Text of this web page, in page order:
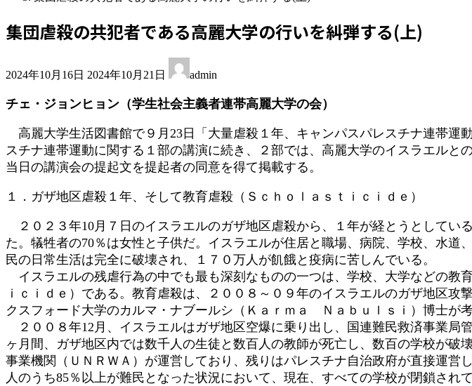
集団虐殺の共犯者である高麗大学の行いを糾弾する(上)
2024年10月16日 終
新
時
:
2024年10月21日 admin
チェ・ジョンヒョン（学生社会主義者連帯高麗大学の会）
高麗大学生活図書館で９月23日「大量虐殺１年、キャンパスパレスチナ連帯運
スチナ連帯運動に関する１部の講演に続き、２部では、高麗大学のイスラエルと
当日の講演会の提起文を提起者の同意を得て掲載する。
１．ガザ地区虐殺１年、そして教育虐殺（Ｓｃｈｏｌａｓｔｉｃｉｄｅ）
２０２３年10月７日のイスラエルのガザ地区虐殺から、１年が経とうとしてい
た。犠牲者の70％は女性と子供だ。イスラエルが住居と職場、病院、学校、水道
民の日常生活は完全に破壊され、１７０万人が飢餓と疫病に苦しんでいる。
イスラエルの残虐行為の中でも最も深刻なものの一つは、学校、大学などの教
ｉｃｉｄｅ）である。教育虐殺は、２００８～０９年のイスラエルのガザ地区
クスフォード大学のカルマ・ナブールシ（Ｋａｒｍａ Ｎａｂｕｌｓｉ）博士が考
２００８年12月、イスラエルはガザ地区空爆に乗り出し、国連難民救済事業局
ヶ月間、ガザ地区内では数千人の生徒と数百人の教師が死亡し、数百の学校が破
事業機関（ＵＮＲＷＡ）が運営しており、残りはパレスチナ自治政府が直接運営
人のうち85％以上が難民となった状況において、現在、すべての学校が閉鎖されて